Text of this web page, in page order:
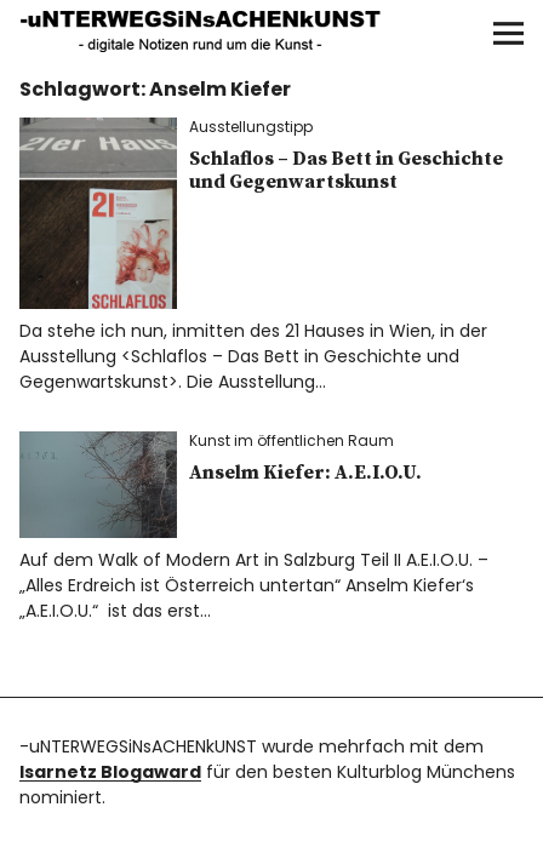
UNTERWEGS IN SACHEN
KUNST
Start
AKTUELLE AUSSTELLUNGEN
KUNSTSPAZIERGÄNGE
ÜBER
UNSER BUCH
I P
Schlagwort:Anselm Kiefer
Ausstellungstipp
Schlaflos – Das Bett in Geschichte
und Gegenwartskunst
Da stehe ich nun, inmitten des 21 Hauses in Wien, in der
Ausstellung <Schlaflos – Das Bett in Geschichte und
Gegenwartskunst>. Die Ausstellung…
Kunst im öffentlichen Raum
Anselm Kiefer: A.E.I.O.U.
Auf dem Walk of Modern Art in Salzburg Teil II A.E.I.O.U. –
„Alles Erdreich ist Österreich untertan“ Anselm Kiefer‘s
„A.E.I.O.U.“ ist das erst…
-uNTERWEGSiNsACHENkUNST wurde mehrfach mit dem
Isarnetz Blogaward für den besten Kulturblog Münchens
nominiert.